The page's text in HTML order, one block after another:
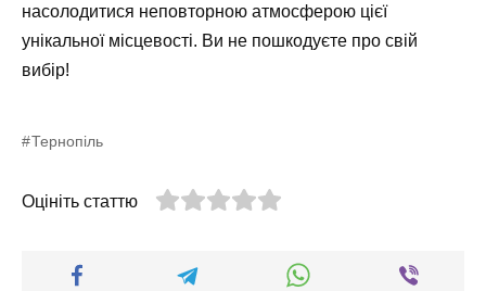
насолодитися неповторною атмосферою цієї
унікальної місцевості. Ви не пошкодуєте про свій
вибір!
Тернопіль
Оцініть статтю